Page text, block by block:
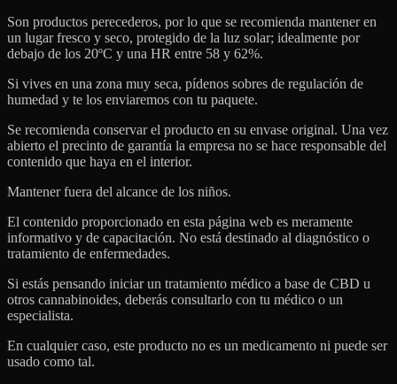
Son productos perecederos, por lo que se recomienda mantener en
un lugar fresco y seco, protegido de la luz solar; idealmente por
debajo de los 20ºC y una HR entre 58 y 62%.
Si vives en una zona muy seca, pídenos sobres de regulación de
humedad y te los enviaremos con tu paquete.
Se recomienda conservar el producto en su envase original. Una vez
abierto el precinto de garantía la empresa no se hace responsable del
contenido que haya en el interior.
Mantener fuera del alcance de los niños.
El contenido proporcionado en esta página web es meramente
informativo y de capacitación. No está destinado al diagnóstico o
tratamiento de enfermedades.
Si estás pensando iniciar un tratamiento médico a base de CBD u
otros cannabinoides, deberás consultarlo con tu médico o un
especialista.
En cualquier caso, este producto no es un medicamento ni puede ser
usado como tal.